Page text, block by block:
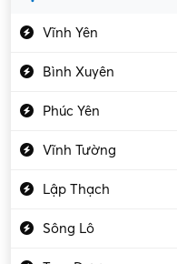
Vĩnh Yên
Bình Xuyên
Phúc Yên
Vĩnh Tường
Lập Thạch
Sông Lô